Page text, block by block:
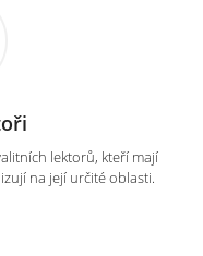
lektorů, kteří mají
na její určité oblasti.